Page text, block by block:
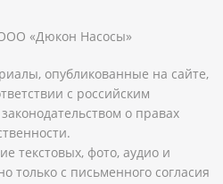
«Дюкон Насосы»
опубликованные на сайте,
с российским
о правах
текстовых, фото, аудио и
только с письменного согласия